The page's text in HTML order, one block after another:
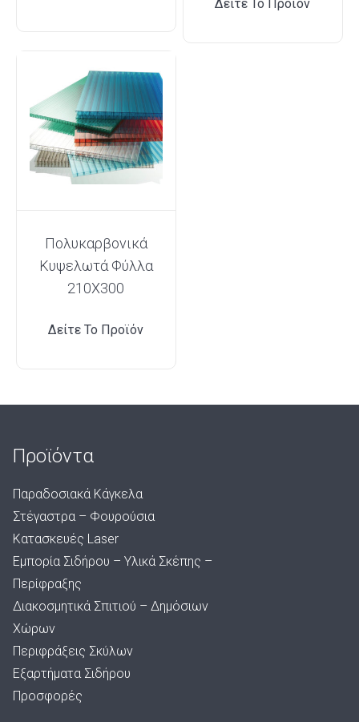
Δείτε Το Προϊόν
Πολυκαρβονικά
Κυψελωτά Φύλλα
210Χ300
Δείτε Το Προϊόν
Προϊόντα
Παραδοσιακά Κάγκελα
Στέγαστρα – Φουρούσια
Κατασκευές Laser
Εμπορία Σιδήρου – Υλικά Σκέπης –
Περίφραξης
Διακοσμητικά Σπιτιού – Δημόσιων
Χώρων
Περιφράξεις Σκύλων
Εξαρτήματα Σιδήρου
Προσφορές